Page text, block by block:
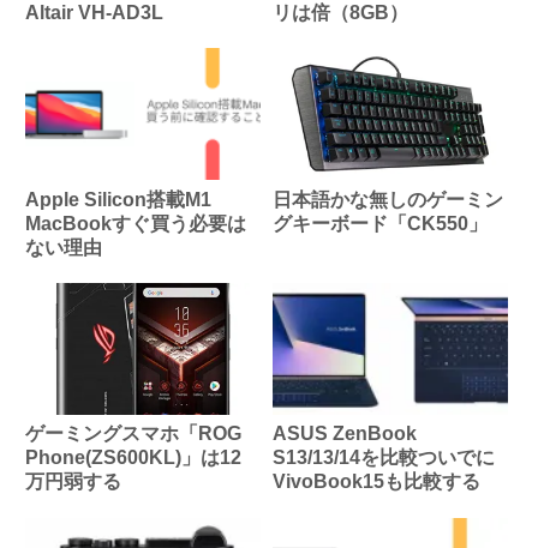
Altair VH-AD3L
リは倍（8GB）
Apple Silicon搭載M1
MacBookすぐ買う必要は
ない理由
日本語かな無しのゲーミン
グキーボード「CK550」
ゲーミングスマホ「ROG
Phone(ZS600KL)」は12
万円弱する
ASUS ZenBook
S13/13/14を比較ついでに
VivoBook15も比較する